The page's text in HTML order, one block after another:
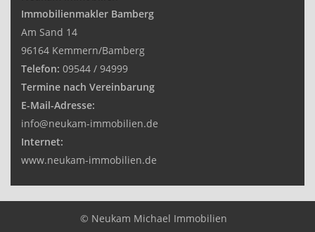
Immobilienmakler Bamberg
Am Sand 14
96164 Kemmern/Bamberg
Telefon: 09544 / 94999
Termine nach Vereinbarung
E-Mail-Adresse:
info@neukam-immobilien.de
Internet:
www.neukam-immobilien.de
© Neukam Michael Immobilien